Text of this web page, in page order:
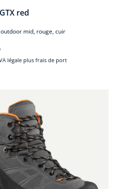
red
mid, rouge, cuir
légale plus frais de port